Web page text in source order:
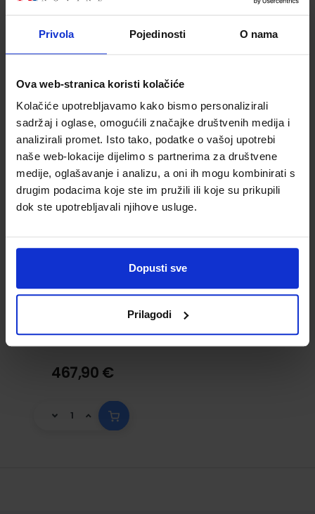
Privola Pojedinosti O nama
Ova web-stranica koristi kolačiće
Kolačiće upotrebljavamo kako bismo personalizirali
sadržaj i oglase, omogućili značajke društvenih medija i
analizirali promet. Isto tako, podatke o vašoj upotrebi
naše web-lokacije dijelimo s partnerima za društvene
medije, oglašavanje i analizu, a oni ih mogu kombinirati s
drugim podacima koje ste im pružili ili koje su prikupili
dok ste upotrebljavali njihove usluge.
Dopusti sve
Prilagodi
228,70 € 135,10 €
BIT FORCE stol s
električnim
podešavanjem
visine-dvostruki
motor MASTER
PRO XL DM-14-8
Šifra proizvoda
3233734152869
467,90 €